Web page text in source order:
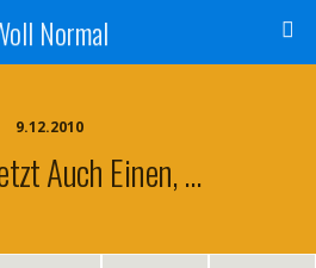
Normal
9.12.2010
Auch Einen, …